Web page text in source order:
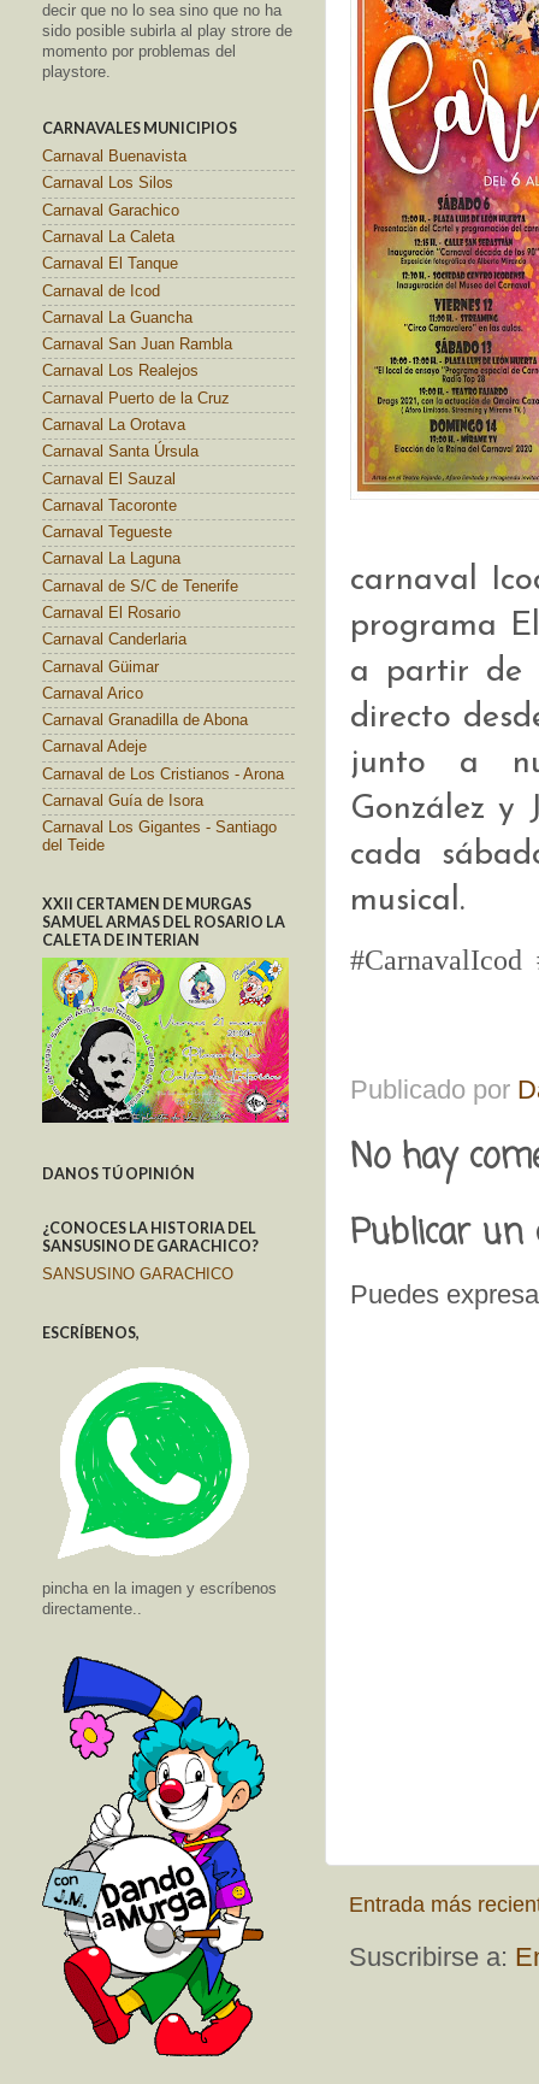
carnaval
programa
a partir de
directo
junto a
González y
cada
musical.
#CarnavalIcod
Publicado por
No hay
Publicar
Puedes
Entrada más
Suscribirse a:
decir que no lo sea sino que no ha
sido posible subirla al play strore de
momento por problemas del
playstore.
CARNAVALES MUNICIPIOS
Carnaval Buenavista
Carnaval Los Silos
Carnaval Garachico
Carnaval La Caleta
Carnaval El Tanque
Carnaval de Icod
Carnaval La Guancha
Carnaval San Juan Rambla
Carnaval Los Realejos
Carnaval Puerto de la Cruz
Carnaval La Orotava
Carnaval Santa Úrsula
Carnaval El Sauzal
Carnaval Tacoronte
Carnaval Tegueste
Carnaval La Laguna
Carnaval de S/C de Tenerife
Carnaval El Rosario
Carnaval Canderlaria
Carnaval Güimar
Carnaval Arico
Carnaval Granadilla de Abona
Carnaval Adeje
Carnaval de Los Cristianos - Arona
Carnaval Guía de Isora
Carnaval Los Gigantes - Santiago
del Teide
XXII CERTAMEN DE MURGAS
SAMUEL ARMAS DEL ROSARIO LA
CALETA DE INTERIAN
DANOS TÚ OPINIÓN
¿CONOCES LA HISTORIA DEL
SANSUSINO DE GARACHICO?
SANSUSINO GARACHICO
ESCRÍBENOS,
pincha en la imagen y escríbenos
directamente..